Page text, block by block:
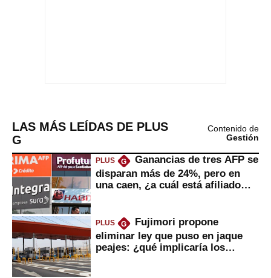
LAS MÁS LEÍDAS DE PLUS
G
Contenido de
Gestión
PLUS G
Ganancias de tres AFP se
disparan más de 24%, pero en
una caen, ¿a cuál está afiliado
PLUS G
Fujimori propone
eliminar ley que puso en jaque
peajes: ¿qué implicaría los